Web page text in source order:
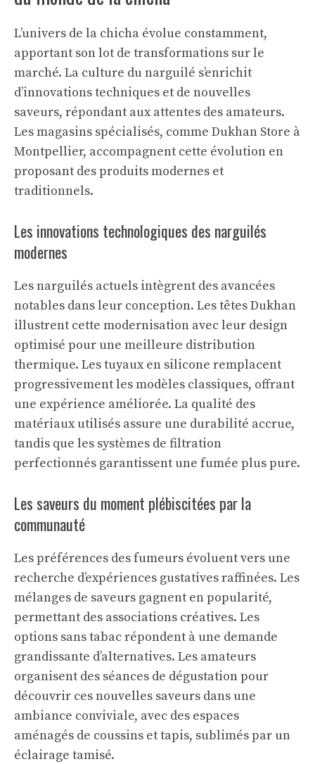
L’univers de la chicha évolue constamment,
apportant son lot de transformations sur le
marché. La culture du narguilé s’enrichit
d’innovations techniques et de nouvelles
saveurs, répondant aux attentes des amateurs.
Les magasins spécialisés, comme Dukhan Store à
Montpellier, accompagnent cette évolution en
proposant des produits modernes et
traditionnels.
Les innovations technologiques des narguilés
modernes
Les narguilés actuels intègrent des avancées
notables dans leur conception. Les têtes Dukhan
illustrent cette modernisation avec leur design
optimisé pour une meilleure distribution
thermique. Les tuyaux en silicone remplacent
progressivement les modèles classiques, offrant
une expérience améliorée. La qualité des
matériaux utilisés assure une durabilité accrue,
tandis que les systèmes de filtration
perfectionnés garantissent une fumée plus pure.
Les saveurs du moment plébiscitées par la
communauté
Les préférences des fumeurs évoluent vers une
recherche d’expériences gustatives raffinées. Les
mélanges de saveurs gagnent en popularité,
permettant des associations créatives. Les
options sans tabac répondent à une demande
grandissante d’alternatives. Les amateurs
organisent des séances de dégustation pour
découvrir ces nouvelles saveurs dans une
ambiance conviviale, avec des espaces
aménagés de coussins et tapis, sublimés par un
éclairage tamisé.